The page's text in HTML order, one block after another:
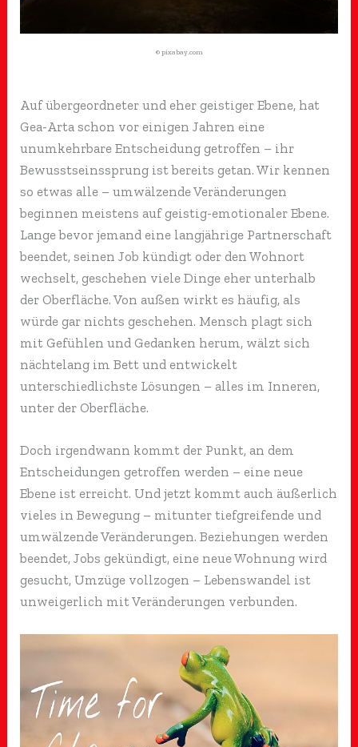
© pixabay.com
Auf übergeordneter und eher geistiger Ebene, hat
Gea-Arta schon vor einigen Jahren eine
unumkehrbare Entscheidung getroffen – ihr
Bewusstseinssprung ist bereits getan. Wir kennen
so etwas alle – umwälzende Veränderungen
beginnen meistens auf geistig-emotionaler Ebene.
Lange bevor jemand eine langjährige Partnerschaft
beendet, seinen Job kündigt oder den Wohnort
wechselt, geschehen viele Dinge eher unterhalb
der Oberfläche. Von außen wirkt es häufig, als
würde gar nichts geschehen. Mensch plagt sich
mit Gefühlen und Gedanken herum, wälzt sich
nächtelang im Bett und entwickelt
unterschiedlichste Lösungen – alles im Inneren,
unter der Oberfläche.
Doch irgendwann kommt der Punkt, an dem
Entscheidungen getroffen werden – eine neue
Ebene ist erreicht. Und jetzt kommt auch äußerlich
vieles in Bewegung – mitunter tiefgreifende und
umwälzende Veränderungen. Beziehungen werden
beendet, Jobs gekündigt, eine neue Wohnung wird
gesucht, Umzüge vollzogen – Lebenswandel ist
unweigerlich mit Veränderungen verbunden.